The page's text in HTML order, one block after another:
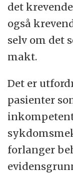
det
også
selv om det
makt.
Det er
pasienter
forlanger